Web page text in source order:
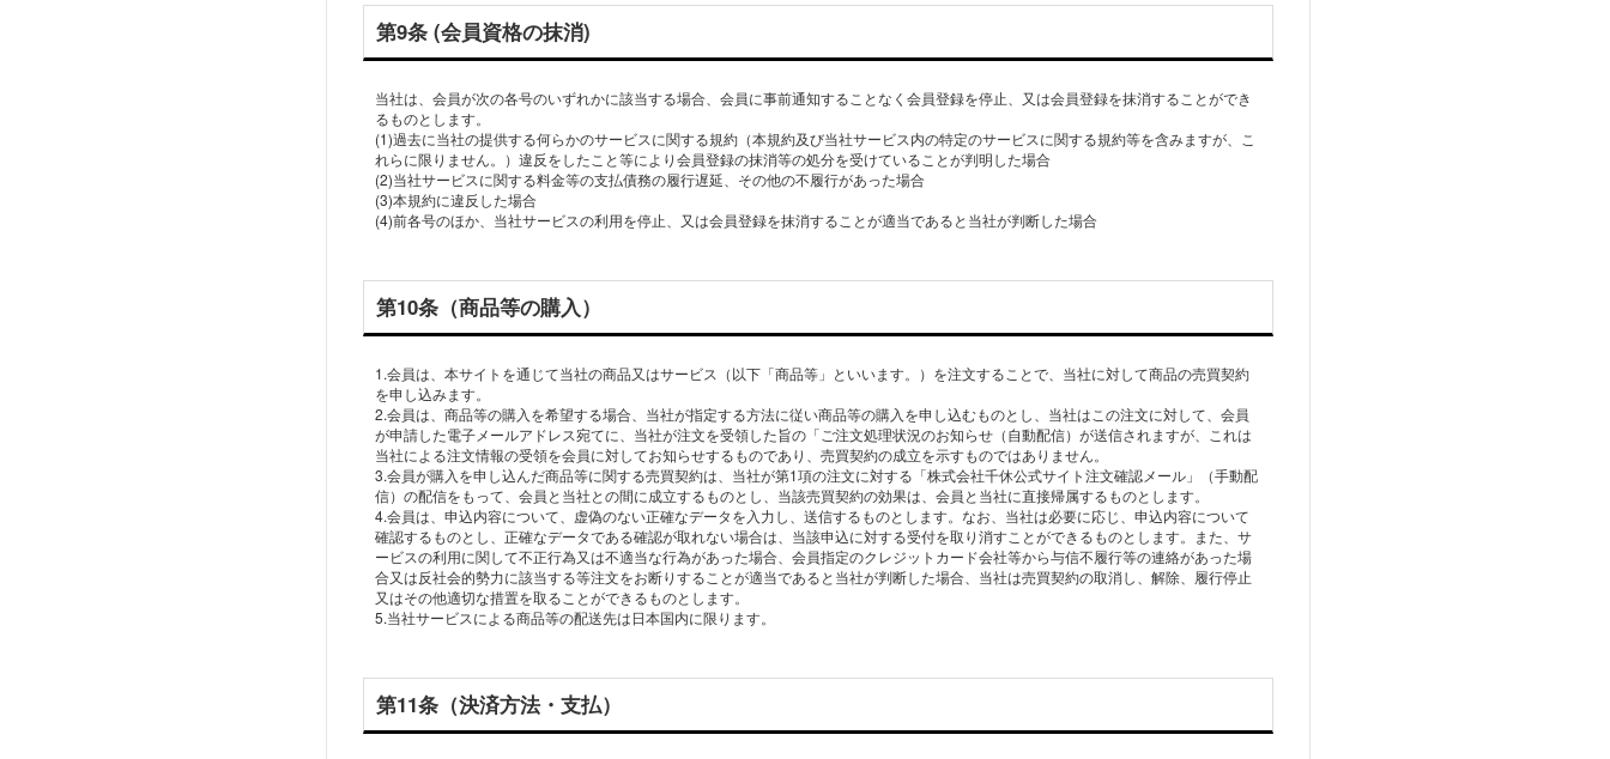
第9条 (会員資格の抹消)
当社は、会員が次の各号のいずれかに該当する場合、会員に事前通知することなく会員登録を停止、又は会員登録を抹消することができ
るものとします。
(1)過去に当社の提供する何らかのサービスに関する規約（本規約及び当社サービス内の特定のサービスに関する規約等を含みますが、こ
れらに限りません。）違反をしたこと等により会員登録の抹消等の処分を受けていることが判明した場合
(2)当社サービスに関する料金等の支払債務の履行遅延、その他の不履行があった場合
(3)本規約に違反した場合
第10条（商品等の購入）
1.会員は、本サイトを通じて当社の商品又はサービス（以下「商品等」といいます。）を注文することで、当社に対して商品の売買契約
を申し込みます。
2.会員は、商品等の購入を希望する場合、当社が指定する方法に従い商品等の購入を申し込むものとし、当社はこの注文に対して、会員
が申請した電子メールアドレス宛てに、当社が注文を受領した旨の「ご注文処理状況のお知らせ（自動配信）が送信されますが、これは
当社による注文情報の受領を会員に対してお知らせするものであり、売買契約の成立を示すものではありません。
3.会員が購入を申し込んだ商品等に関する売買契約は、当社が第1項の注文に対する「株式会社千休公式サイト注文確認メール」（手動配
信）の配信をもって、会員と当社との間に成立するものとし、当該売買契約の効果は、会員と当社に直接帰属するものとします。
4.会員は、申込内容について、虚偽のない正確なデータを入力し、送信するものとします。なお、当社は必要に応じ、申込内容について
確認するものとし、正確なデータである確認が取れない場合は、当該申込に対する受付を取り消すことができるものとします。また、サ
ービスの利用に関して不正行為又は不適当な行為があった場合、会員指定のクレジットカード会社等から与信不履行等の連絡があった場
合又は反社会的勢力に該当する等注文をお断りすることが適当であると当社が判断した場合、当社は売買契約の取消し、解除、履行停止
又はその他適切な措置を取ることができるものとします。
第11条（決済方法・支払）